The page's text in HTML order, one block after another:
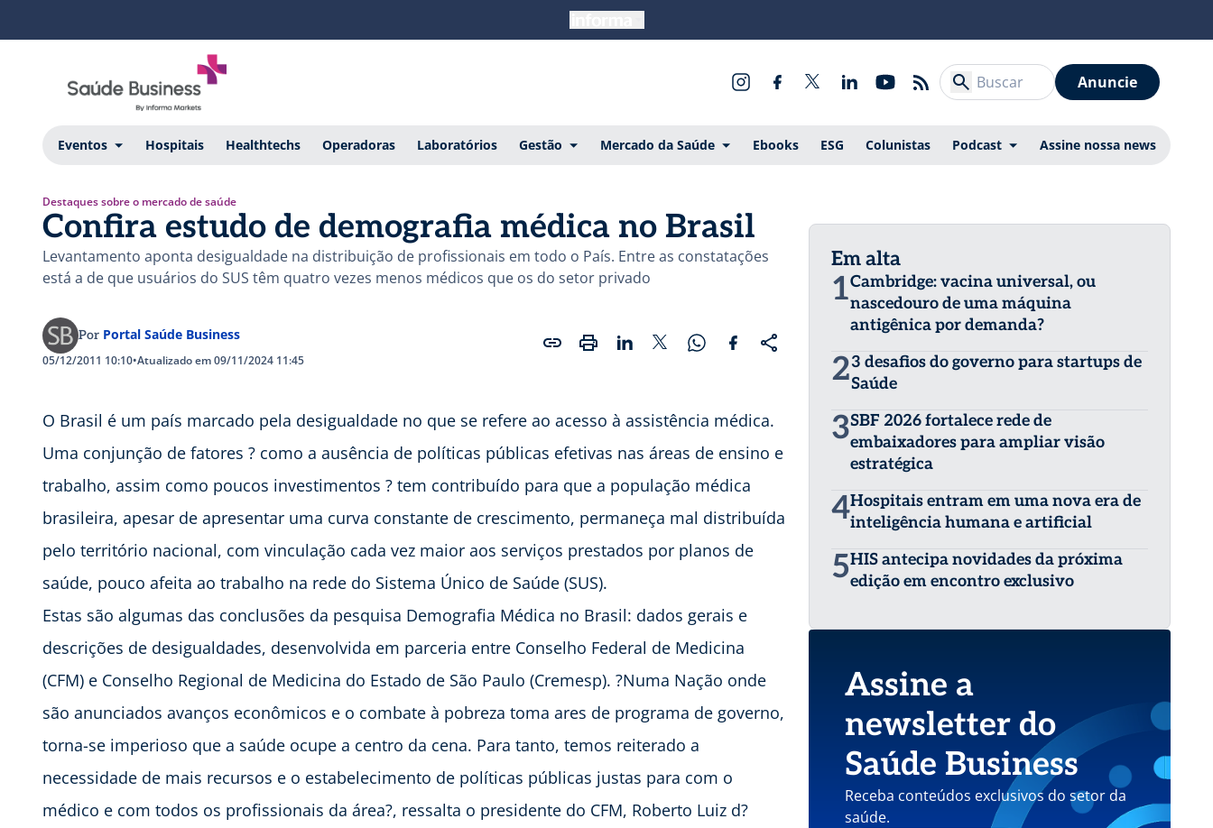
Anuncie
Eventos Hospitais Healthtechs Operadoras Laboratórios Gestão Mercado da Saúde Ebooks ESG Colunistas Podcast Assine nossa news
Destaques sobre o mercado de saúde
Confira estudo de demografia médica no Brasil
Levantamento aponta desigualdade na distribuição de profissionais em todo o País. Entre as constatações
está a de que usuários do SUS têm quatro vezes menos médicos que os do setor privado
Por Portal Saúde Business
05/12/2011 10:10•Atualizado em 09/11/2024 11:45
O Brasil é um país marcado pela desigualdade no que se refere ao acesso à assistência médica.
Uma conjunção de fatores ? como a ausência de políticas públicas efetivas nas áreas de ensino e
trabalho, assim como poucos investimentos ? tem contribuído para que a população médica
brasileira, apesar de apresentar uma curva constante de crescimento, permaneça mal distribuída
pelo território nacional, com vinculação cada vez maior aos serviços prestados por planos de
saúde, pouco afeita ao trabalho na rede do Sistema Único de Saúde (SUS).
Estas são algumas das conclusões da pesquisa Demografia Médica no Brasil: dados gerais e
descrições de desigualdades, desenvolvida em parceria entre Conselho Federal de Medicina
(CFM) e Conselho Regional de Medicina do Estado de São Paulo (Cremesp). ?Numa Nação onde
são anunciados avanços econômicos e o combate à pobreza toma ares de programa de governo,
torna-se imperioso que a saúde ocupe a centro da cena. Para tanto, temos reiterado a
necessidade de mais recursos e o estabelecimento de políticas públicas justas para com o
médico e com todos os profissionais da área?, ressalta o presidente do CFM, Roberto Luiz d?
Em alta
1Cambridge: vacina universal, ou
nascedouro de uma máquina
antigênica por demanda?
23 desafios do governo para startups de
Saúde
3SBF 2026 fortalece rede de
embaixadores para ampliar visão
estratégica
4Hospitais entram em uma nova era de
inteligência humana e artificial
5HIS antecipa novidades da próxima
edição em encontro exclusivo
Assine a
newsletter do
Saúde Business
Receba conteúdos exclusivos do setor da
saúde.